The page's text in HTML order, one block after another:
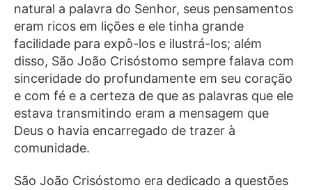
natural a palavra do Senhor, seus pensamentos
eram ricos em lições e ele tinha grande
facilidade para expô-los e ilustrá-los; além
disso, São João Crisóstomo sempre falava com
sinceridade do profundamente em seu coração
e com fé e a certeza de que as palavras que ele
estava transmitindo eram a mensagem que
Deus o havia encarregado de trazer à
comunidade.
São João Crisóstomo era dedicado a questões